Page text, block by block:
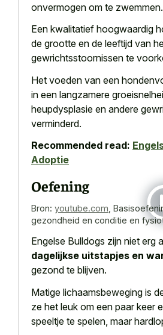
onvermogen om te zwemmen.
Een kwalitatief hoogwaardig
de grootte en de leeftijd van
gewrichtsstoornissen te
Het voeden van een
in een langzamere
heupdysplasie en andere
verminderd.
Recommended read:
Adoptie
Oefening
Bron: youtube.com
gezondheid en conditie en
Engelse Bulldogs zijn niet erg
dagelijkse uitstapjes en
gezond te blijven.
Matige lichaamsbeweging is
ze het leuk om een paar keer
speeltje te spelen, maar